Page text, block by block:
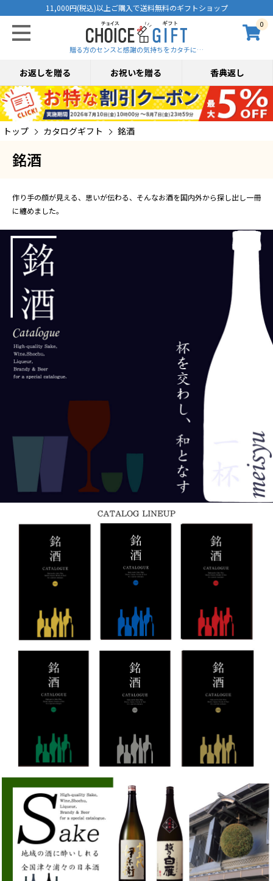
11,000円(税込)以上ご購入で送料無料のギフトショップ
0
贈る方のセンスと感謝の気持ちをカタチに…
お返しを贈る お祝いを贈る 香典返し
トップ カタログギフト 銘酒
銘酒
作り手の顔が見える、思いが伝わる、そんなお酒を国内外から探し出し一冊
に纏めました。